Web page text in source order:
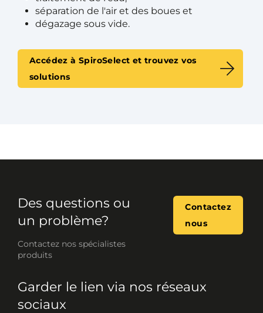
séparation de l'air et des boues et
dégazage sous vide.
Accédez à SpiroSelect et trouvez vos
solutions
Des questions ou
un problème?
Contactez nos spécialistes
produits
Contactez
nous
Garder le lien via nos réseaux
sociaux